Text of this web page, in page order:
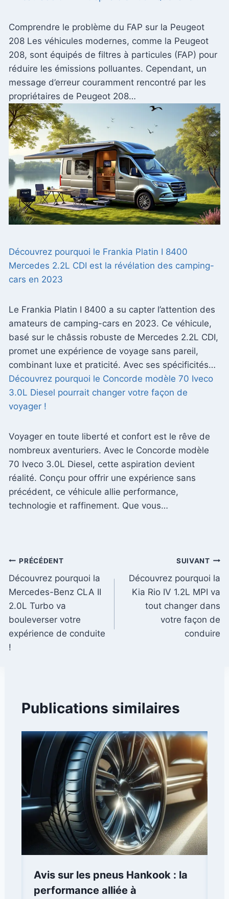
Comprendre le problème du FAP sur la Peugeot
208 Les véhicules modernes, comme la Peugeot
208, sont équipés de filtres à particules (FAP) pour
réduire les émissions polluantes. Cependant, un
message d’erreur couramment rencontré par les
propriétaires de Peugeot 208…
Découvrez pourquoi le Frankia Platin I 8400
Mercedes 2.2L CDI est la révélation des camping-
cars en 2023
Le Frankia Platin I 8400 a su capter l’attention des
amateurs de camping-cars en 2023. Ce véhicule,
basé sur le châssis robuste de Mercedes 2.2L CDI,
promet une expérience de voyage sans pareil,
combinant luxe et praticité. Avec ses spécificités…
Découvrez pourquoi le Concorde modèle 70 Iveco
3.0L Diesel pourrait changer votre façon de
voyager !
Voyager en toute liberté et confort est le rêve de
nombreux aventuriers. Avec le Concorde modèle
70 Iveco 3.0L Diesel, cette aspiration devient
réalité. Conçu pour offrir une expérience sans
précédent, ce véhicule allie performance,
technologie et raffinement. Que vous…
Navigation
de
l’article
PRÉCÉDENT
Découvrez pourquoi la
Mercedes-Benz CLA II
2.0L Turbo va
bouleverser votre
expérience de conduite
!
SUIVANT
Découvrez pourquoi la
Kia Rio IV 1.2L MPI va
tout changer dans
votre façon de
conduire
Publications similaires
Avis sur les pneus Hankook : la
performance alliée à